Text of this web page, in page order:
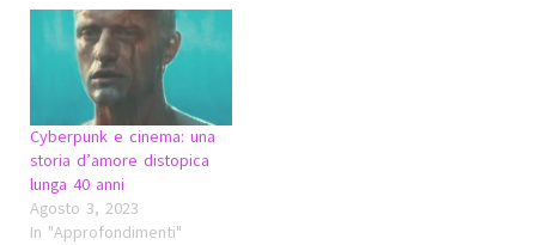
Cyberpunk e cinema: una
storia d’amore distopica
lunga 40 anni
Agosto 3, 2023
In "Approfondimenti"